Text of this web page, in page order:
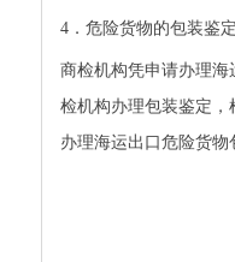
4．危险货物的包装鉴定
商检机构凭申请办理
检机构办理包装鉴定
办理海运出口危险货物